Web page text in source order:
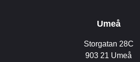
Umeå
Storgatan 28C
903 21 Umeå